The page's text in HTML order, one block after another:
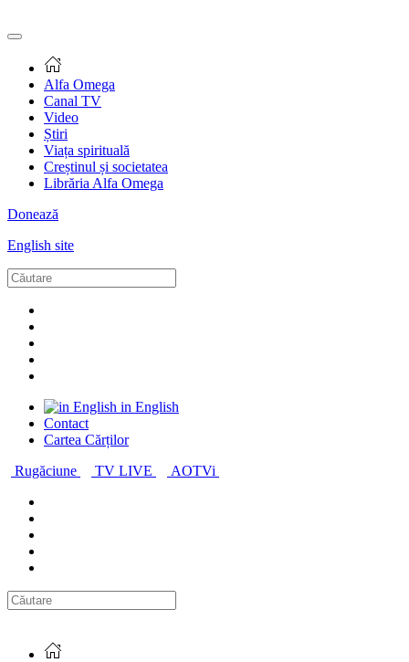
Alfa Omega
Canal TV
Video
Știri
Viața spirituală
Creștinul și societatea
Librăria Alfa Omega
Donează
English site
in English
Contact
Cartea Cărților
Rugăciune
TV LIVE AOTVi